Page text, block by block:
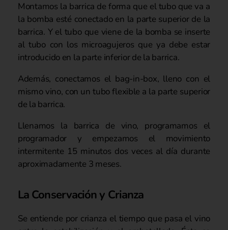
Montamos la barrica de forma que el tubo que va a
la bomba esté conectado en la parte superior de la
barrica. Y el tubo que viene de la bomba se inserte
al tubo con los microagujeros que ya debe estar
introducido en la parte inferior de la barrica.
Además, conectamos el bag-in-box, lleno con el
mismo vino, con un tubo flexible a la parte superior
de la barrica.
Llenamos la barrica de vino, programamos el
programador y empezamos el movimiento
intermitente 15 minutos dos veces al día durante
aproximadamente 3 meses.
La Conservación y Crianza
Se entiende por crianza el tiempo que pasa el vino